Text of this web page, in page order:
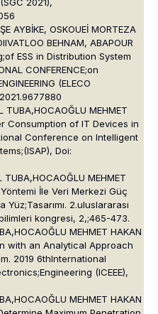
2021),
AYBİKE, OSKOUEİ MORTEZA
BEHNAM, ABAPOUR
ESS in Distribution System
CONFERENCE;on
(ELECO
TUBA,HOCAOĞLU MEHMET
Consumption of IT Devices in
Conference on Intelligent
Doi:
TUBA,HOCAOĞLU MEHMET
İle Veri Merkezi Güç
2.uluslararası
kongresi, 2,;465-473.
MEHMET HAKAN
with an Analytical Approach
2019 6thInternational
(ICEEE),
MEHMET HAKAN